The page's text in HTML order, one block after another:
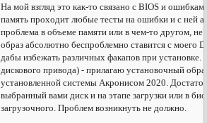
На мой взгляд это как-то связано с BIOS и
память проходит любые тесты на ошибки и с ней
проблема в объеме памяти или в чем-то другом,
образ абсолютно беспроблемно ставится с моего
дабы избежать различных факапов при установке.
дискового привода) - прилагаю установочный
установленной системы Акронисом 2020.
выбранный вами диск и на этапе загрузки или в
загрузочного. Проблем возникнуть не должно.